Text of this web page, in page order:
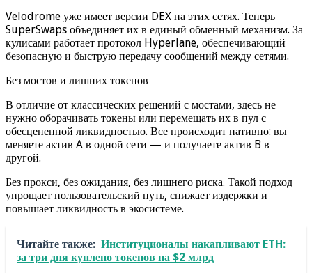
Velodrome уже имеет версии DEX на этих сетях. Теперь
SuperSwaps объединяет их в единый обменный механизм. За
кулисами работает протокол Hyperlane, обеспечивающий
безопасную и быструю передачу сообщений между сетями.
Без мостов и лишних токенов
В отличие от классических решений с мостами, здесь не
нужно оборачивать токены или перемещать их в пул с
обесцененной ликвидностью. Все происходит нативно: вы
меняете актив A в одной сети — и получаете актив B в
другой.
Без прокси, без ожидания, без лишнего риска. Такой подход
упрощает пользовательский путь, снижает издержки и
повышает ликвидность в экосистеме.
Читайте также: Институционалы накапливают ETH:
за три дня куплено токенов на $2 млрд